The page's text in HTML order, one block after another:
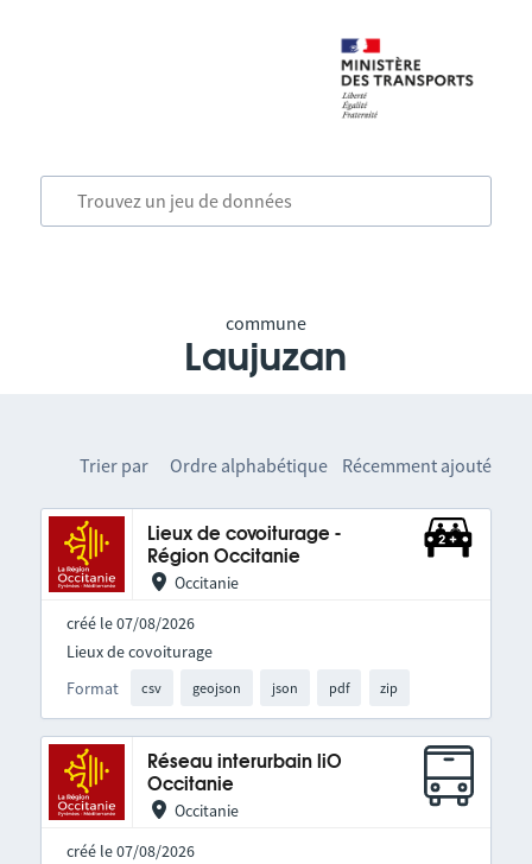
commune
Laujuzan
Trier par Ordre alphabétique Récemment ajouté
Lieux de covoiturage -
Région Occitanie
Occitanie
créé le 07/08/2026
Format csv geojson json pdf zip
Lieux de covoiturage
Réseau interurbain liO
Occitanie
Occitanie
créé le 07/08/2026